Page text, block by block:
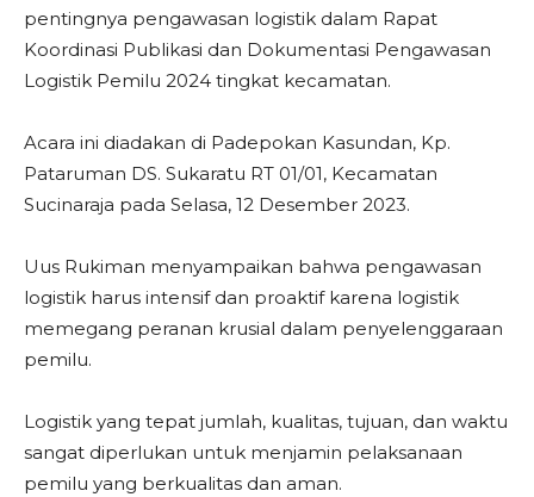
pentingnya pengawasan logistik dalam Rapat
Koordinasi Publikasi dan Dokumentasi Pengawasan
Logistik Pemilu 2024 tingkat kecamatan.
Acara ini diadakan di Padepokan Kasundan, Kp.
Pataruman DS. Sukaratu RT 01/01, Kecamatan
Sucinaraja pada Selasa, 12 Desember 2023.
Uus Rukiman menyampaikan bahwa pengawasan
logistik harus intensif dan proaktif karena logistik
memegang peranan krusial dalam penyelenggaraan
pemilu.
Logistik yang tepat jumlah, kualitas, tujuan, dan waktu
sangat diperlukan untuk menjamin pelaksanaan
pemilu yang berkualitas dan aman.